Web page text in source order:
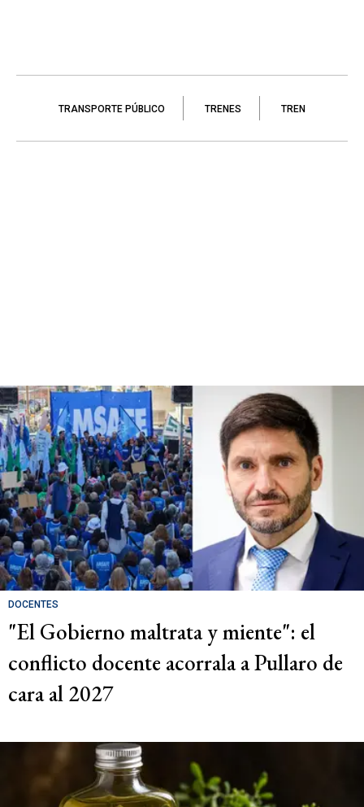
TRANSPORTE PÚBLICO TRENES TREN
DOCENTES
"El Gobierno maltrata y miente": el
conflicto docente acorrala a Pullaro de
cara al 2027